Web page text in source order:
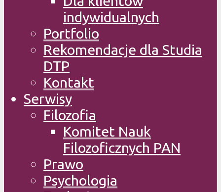
indywidualnych
Portfolio
Rekomendacje dla Studia
DTP
Kontakt
Serwisy
Filozofia
Komitet Nauk
Filozoficznych PAN
Prawo
Psychologia